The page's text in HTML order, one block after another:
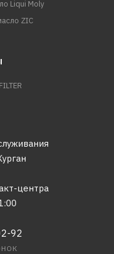
Liqui Moly
ZIC
центра
92